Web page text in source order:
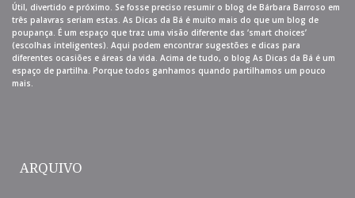
Útil, divertido e próximo. Se fosse preciso resumir o blog de Bárbara Barroso em
três palavras seriam estas. As Dicas da Bá é muito mais do que um blog de
poupança. É um espaço que traz uma visão diferente das ‘smart choices’
(escolhas inteligentes). Aqui podem encontrar sugestões e dicas para
diferentes ocasiões e áreas da vida. Acima de tudo, o blog As Dicas da Bá é um
espaço de partilha. Porque todos ganhamos quando partilhamos um pouco
mais.
ARQUIVO